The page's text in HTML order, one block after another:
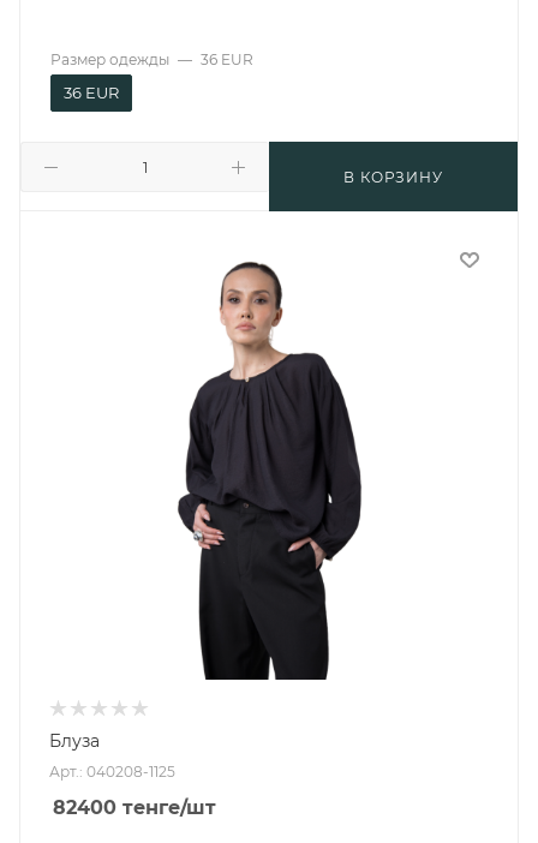
В КОРЗИНУ
Размер одежды — 36 EUR
36 EUR
Блуза
Арт.: 040208-1125
82400 тенге/шт